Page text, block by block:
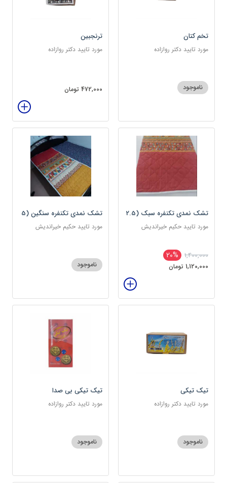
تخم کتان
مورد تایید دکتر روازاده
ناموجود
ترنجبین
مورد تایید دکتر روازاده
472,000 تومان
تشک نمدی تکنفره سبک (2.5
کیلویی) دوین (پس کرایه)
مورد تایید حکیم خیراندیش
1,400,000
20%
1,120,000 تومان
تشک نمدی تکنفره سنگین (5
کیلویی) دوین (پس کرایه)
مورد تایید حکیم خیراندیش
ناموجود
تیک تیکی
مورد تایید دکتر روازاده
ناموجود
تیک تیکی بی صدا
مورد تایید دکتر روازاده
ناموجود